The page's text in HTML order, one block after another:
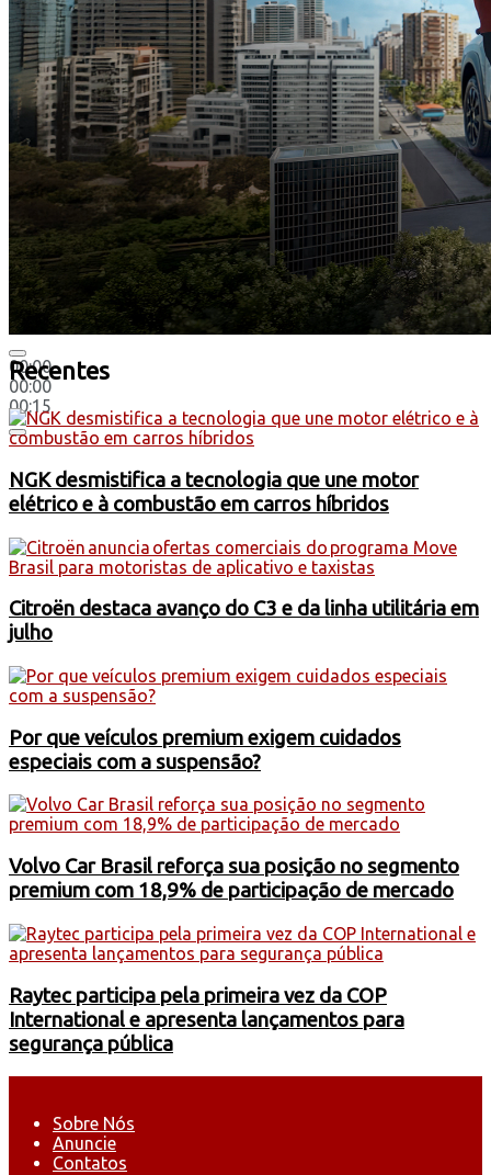
00:00
00:00
00:15
Recentes
NGK desmistifica a tecnologia que une motor
elétrico e à combustão em carros híbridos
Citroën destaca avanço do C3 e da linha utilitária em
julho
Por que veículos premium exigem cuidados
especiais com a suspensão?
Volvo Car Brasil reforça sua posição no segmento
premium com 18,9% de participação de mercado
Raytec participa pela primeira vez da COP
International e apresenta lançamentos para
segurança pública
Sobre Nós
Anuncie
Contatos